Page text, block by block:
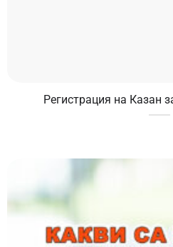
Регистрация на Казан